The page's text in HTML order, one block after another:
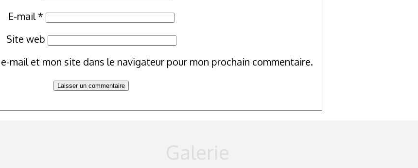
E-mail*
Site web
mail et mon site dans le navigateur pour mon prochain commentaire.